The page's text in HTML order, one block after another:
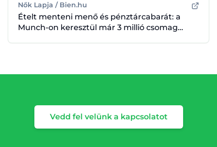
Nők Lapja / Bien.hu
Ételt menteni menő és pénztárcabarát: a
Munch-on keresztül már 3 millió csomag
Vedd fel velünk a kapcsolatot